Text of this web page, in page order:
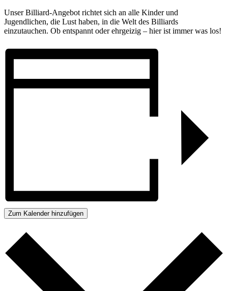
Unser Billiard-Angebot richtet sich an alle Kinder und
Jugendlichen, die Lust haben, in die Welt des Billiards
einzutauchen. Ob entspannt oder ehrgeizig – hier ist immer was los!
Zum Kalender hinzufügen